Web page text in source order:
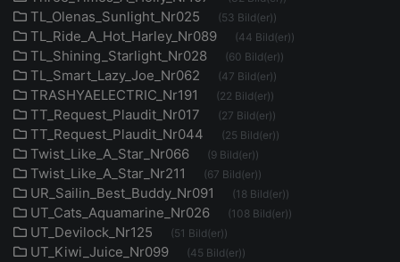
TL_Olenas_Sunlight_Nr025 (53 Bild(er))
TL_Ride_A_Hot_Harley_Nr089 (44 Bild(er))
TL_Shining_Starlight_Nr028 (60 Bild(er))
TL_Smart_Lazy_Joe_Nr062 (47 Bild(er))
TRASHYAELECTRIC_Nr191 (22 Bild(er))
TT_Request_Plaudit_Nr017 (27 Bild(er))
TT_Request_Plaudit_Nr044 (25 Bild(er))
Twist_Like_A_Star_Nr066 (9 Bild(er))
Twist_Like_A_Star_Nr211 (67 Bild(er))
UR_Sailin_Best_Buddy_Nr091 (18 Bild(er))
UT_Cats_Aquamarine_Nr026 (108 Bild(er))
UT_Devilock_Nr125 (51 Bild(er))
UT_Kiwi_Juice_Nr099 (45 Bild(er))